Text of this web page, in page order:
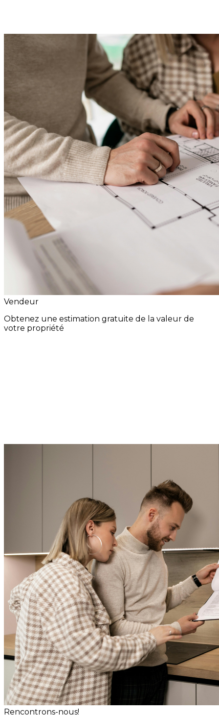
Vendeur
Obtenez une estimation gratuite de la valeur de
votre propriété
Rencontrons-nous!